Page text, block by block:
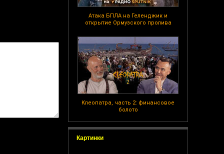
Атака БПЛА на Геленджик и
открытие Ормузского пролива
Клеопатра, часть 2: финансовое
болото
Картинки